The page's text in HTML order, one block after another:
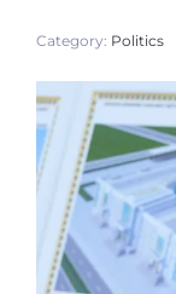
Category: Politics